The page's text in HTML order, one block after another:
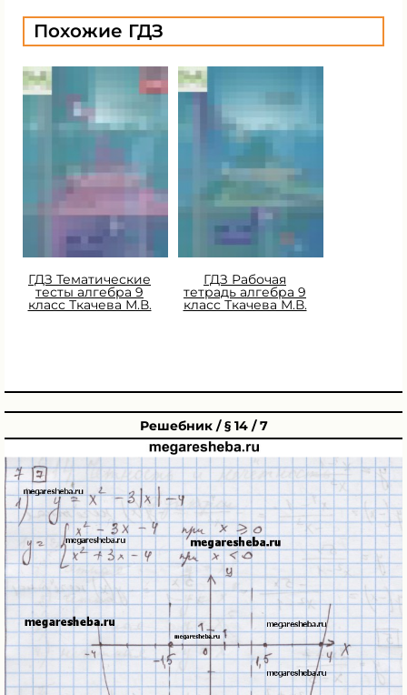
Похожие ГДЗ
ГДЗ Тематические
тесты алгебра 9
класс Ткачева М.В.
ГДЗ Рабочая
тетрадь алгебра 9
класс Ткачева М.В.
Решебник / § 14 / 7